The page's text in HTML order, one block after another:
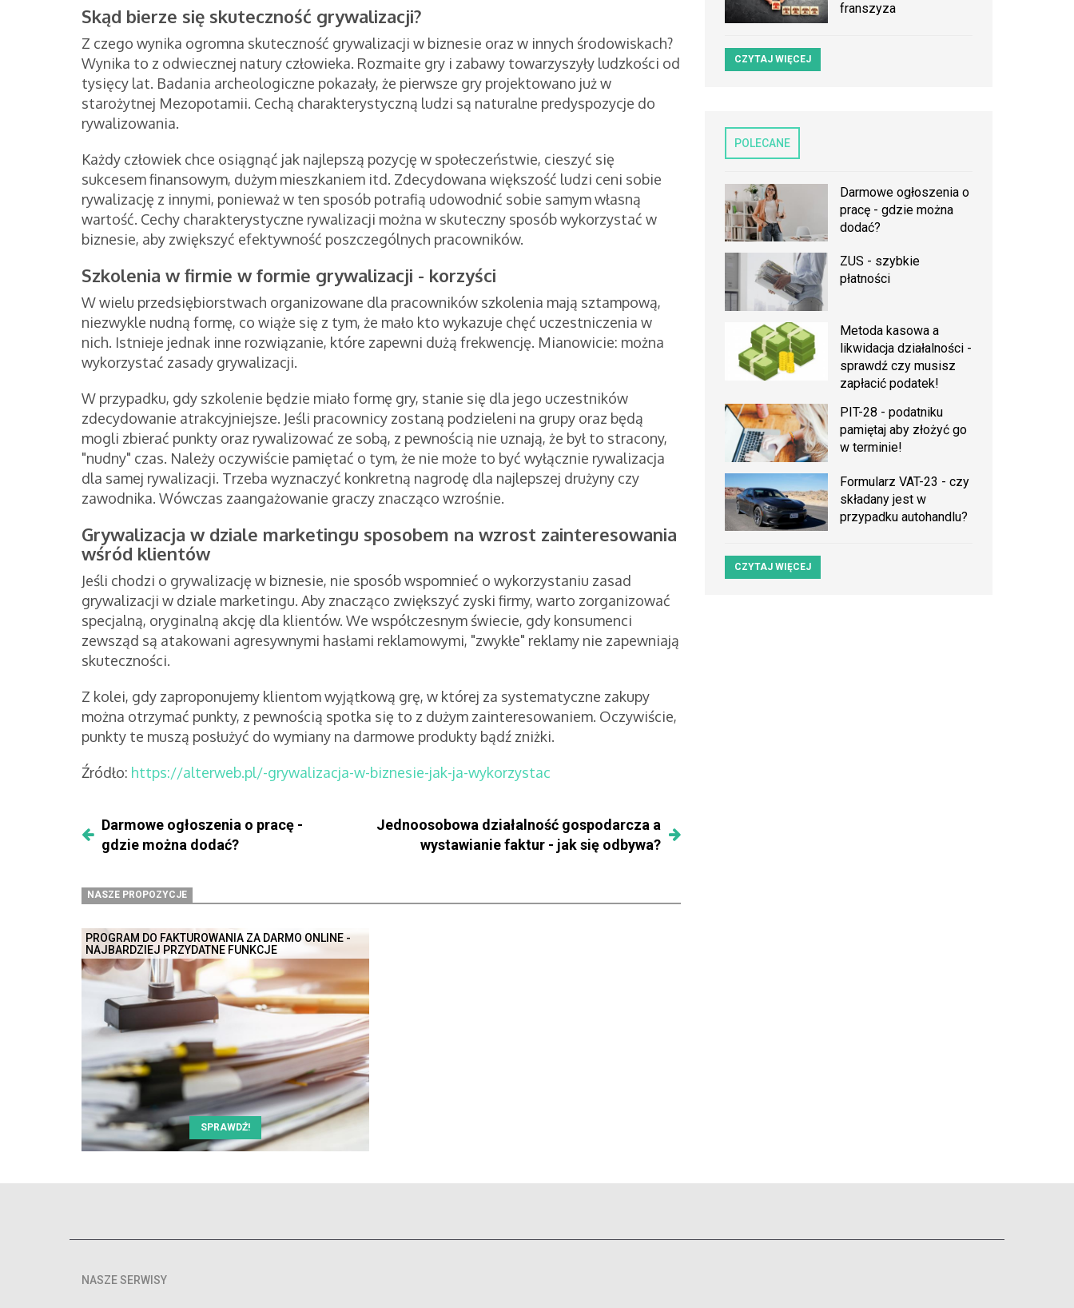
Skąd bierze się skuteczność grywalizacji?
Z czego wynika ogromna skuteczność grywalizacji w biznesie oraz w innych środowiskach?
Wynika to z odwiecznej natury człowieka. Rozmaite gry i zabawy towarzyszyły ludzkości od
tysięcy lat. Badania archeologiczne pokazały, że pierwsze gry projektowano już w
starożytnej Mezopotamii. Cechą charakterystyczną ludzi są naturalne predyspozycje do
rywalizowania.
Każdy człowiek chce osiągnąć jak najlepszą pozycję w społeczeństwie, cieszyć się
sukcesem finansowym, dużym mieszkaniem itd. Zdecydowana większość ludzi ceni sobie
rywalizację z innymi, ponieważ w ten sposób potrafią udowodnić sobie samym własną
wartość. Cechy charakterystyczne rywalizacji można w skuteczny sposób wykorzystać w
biznesie, aby zwiększyć efektywność poszczególnych pracowników.
Szkolenia w firmie w formie grywalizacji - korzyści
W wielu przedsiębiorstwach organizowane dla pracowników szkolenia mają sztampową,
niezwykle nudną formę, co wiąże się z tym, że mało kto wykazuje chęć uczestniczenia w
nich. Istnieje jednak inne rozwiązanie, które zapewni dużą frekwencję. Mianowicie: można
wykorzystać zasady grywalizacji.
W przypadku, gdy szkolenie będzie miało formę gry, stanie się dla jego uczestników
zdecydowanie atrakcyjniejsze. Jeśli pracownicy zostaną podzieleni na grupy oraz będą
mogli zbierać punkty oraz rywalizować ze sobą, z pewnością nie uznają, że był to stracony,
"nudny" czas. Należy oczywiście pamiętać o tym, że nie może to być wyłącznie rywalizacja
dla samej rywalizacji. Trzeba wyznaczyć konkretną nagrodę dla najlepszej drużyny czy
zawodnika. Wówczas zaangażowanie graczy znacząco wzrośnie.
Grywalizacja w dziale marketingu sposobem na wzrost zainteresowania
wśród klientów
Jeśli chodzi o grywalizację w biznesie, nie sposób wspomnieć o wykorzystaniu zasad
grywalizacji w dziale marketingu. Aby znacząco zwiększyć zyski firmy, warto zorganizować
specjalną, oryginalną akcję dla klientów. We współczesnym świecie, gdy konsumenci
zewsząd są atakowani agresywnymi hasłami reklamowymi, "zwykłe" reklamy nie zapewniają
skuteczności.
Z kolei, gdy zaproponujemy klientom wyjątkową grę, w której za systematyczne zakupy
można otrzymać punkty, z pewnością spotka się to z dużym zainteresowaniem. Oczywiście,
punkty te muszą posłużyć do wymiany na darmowe produkty bądź zniżki.
Źródło: https://alterweb.pl/-grywalizacja-w-biznesie-jak-ja-wykorzystac
Darmowe ogłoszenia o pracę -
gdzie można dodać?
Jednoosobowa działalność gospodarcza a
wystawianie faktur - jak się odbywa?
NASZE PROPOZYCJE
PROGRAM DO FAKTUROWANIA ZA DARMO ONLINE -
NAJBARDZIEJ PRZYDATNE FUNKCJE
SPRAWDŹ!
franszyza
CZYTAJ WIĘCEJ
POLECANE
Darmowe ogłoszenia o
pracę - gdzie można
dodać?
ZUS - szybkie
płatności
Metoda kasowa a
likwidacja działalności -
sprawdź czy musisz
zapłacić podatek!
PIT-28 - podatniku
pamiętaj aby złożyć go
w terminie!
Formularz VAT-23 - czy
składany jest w
przypadku autohandlu?
CZYTAJ WIĘCEJ
NASZE SERWISY